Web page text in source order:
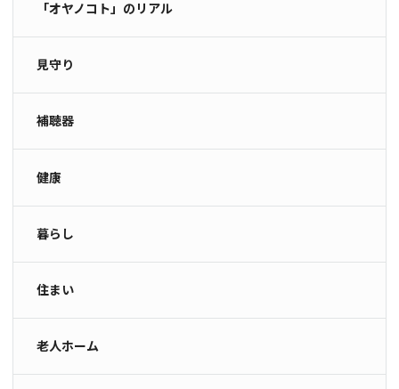
「オヤノコト」のリアル
見守り
補聴器
健康
暮らし
住まい
老人ホーム